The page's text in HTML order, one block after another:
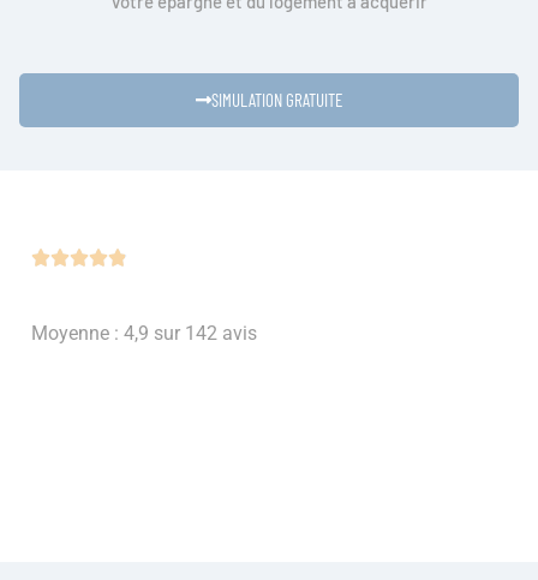
SIMULATION GRATUITE

Moyenne : 4,9 sur 142 avis